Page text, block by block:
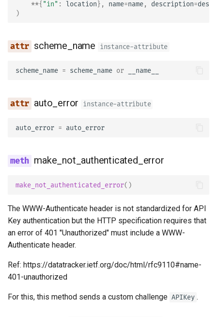
**{ "in" : location }, name=name, description=
)
scheme_name instance-attribute
scheme_name = scheme_name or __name__
auto_error instance-attribute
auto_error = auto_error
make_not_authenticated_error
make_not_authenticated_error()
The WWW-Authenticate header is not standardized for API
Key authentication but the HTTP specification requires that
an error of 401 "Unauthorized" must include a WWW-
Authenticate header.
Ref: https://datatracker.ietf.org/doc/html/rfc9110#name-
401-unauthorized
For this, this method sends a custom challenge APIKey .